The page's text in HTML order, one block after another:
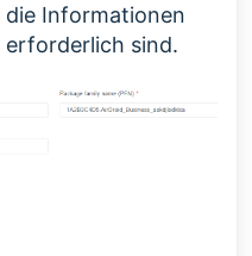
die Informationen
sind.